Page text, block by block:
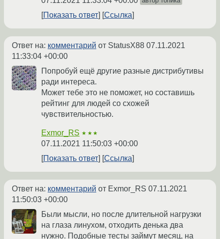
Показать ответ Ссылка
Ответ на: комментарий от StatusX88 07.11.2021
11:33:04 +00:00
Попробуй ещё другие разные дистрибутивы
ради интереса.
Может тебе это не поможет, но составишь
рейтинг для людей со схожей
чувствительностью.
Exmor_RS ★★★
07.11.2021 11:50:03 +00:00
Показать ответ
Ссылка
Ответ на: комментарий от Exmor_RS 07.11.2021
11:50:03 +00:00
Были мысли, но после длительной нагрузки
на глаза линухом, отходить денька два
нужно. Подобные тесты займут месяц, на